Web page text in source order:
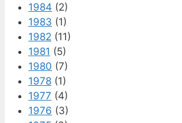
1984 (2)
1983 (1)
1982 (11)
1981 (5)
1980 (7)
1978 (1)
1977 (4)
1976 (3)